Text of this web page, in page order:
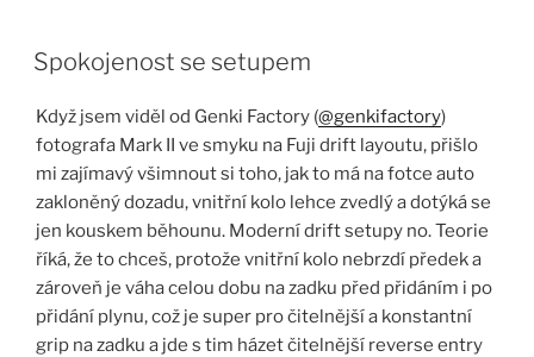
contentSpokojenost se setupem
Když jsem viděl od Genki Factory (@genkifactory)
fotografa Mark II ve smyku na Fuji drift layoutu, přišlo
mi zajímavý všimnout si toho, jak to má na fotce auto
zakloněný dozadu, vnitřní kolo lehce zvedlý a dotýká se
jen kouskem běhounu. Moderní drift setupy no. Teorie
říká, že to chceš, protože vnitřní kolo nebrzdí předek a
zároveň je váha celou dobu na zadku před přidáním i po
přidání plynu, což je super pro čitelnější a konstantní
grip na zadku a jde s tim házet čitelnější reverse entry